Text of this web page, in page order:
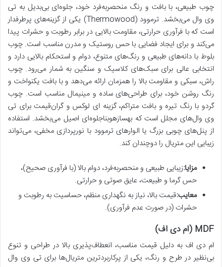
چوب طبیعی، با بافت و رنگ منحصربه‌فرد خود، جلوه‌ای بی‌بدیل به تی
وی وال می‌بخشد. ترموود (Thermowood) یکی از گزینه‌های پرطرفدار
است که با فرآوری حرارتی، مقاومت بالایی در برابر رطوبت و حشرات پیدا
می‌کند و برای ایجاد فضایی با حس روستیک و مدرن مناسب است. چوب
بلوط با دانه‌های طبیعی و رنگ‌های متنوع، دوام و استحکام بالایی دارد و
انتخابی عالی برای سبک‌های کلاسیک و سنگین به شمار می‌رود. چوب
راش، سبکی و مقاومت بالا را همزمان ارائه می‌دهد و با بافت یکنواخت و
رنگ روشن خود، برای طراحی‌های ساده و مینیمال مناسب است. چوب
گردو با رنگ تیره و بافت متراکم، گزینه ای لوکس و گران‌قیمت برای تی
وی وال‌های مجلل است که بهسازهوبناجلوه‌ای اصیل می‌بخشد. استفاده
از پنل‌های چوبی بزرگ یا الوارهای ترموود با نورپردازی مخفی، می‌تواند
زیبایی این متریال را دوچندان کند.
مزایا:زیبایی طبیعی و منحصربه‌فرد، دوام بالا (با فرآوری صحیح)،
حس گرما و طبیعت، عایق صوتی و حرارتی.
معایب:قیمت بالا، نیاز به نگهداری منظم، حساسیت به رطوبت و
حشرات (در صورت عدم فرآوری).
MDF (ام دی اف)
ام دی اف به دلیل قیمت مناسب، انعطاف‌پذیری بالا در طراحی و تنوع
بی‌نظیر در طرح و رنگ، یکی از پرکاربردترین متریال‌ها برای تی وی وال